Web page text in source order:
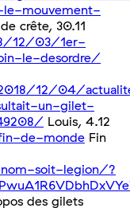
mouvement-
crête, 30.11
12/03/1er-
le-desordre/
12/04/
un-gilet-
Louis, 4.12
de-monde Fin
soit-legion/?
des gilets